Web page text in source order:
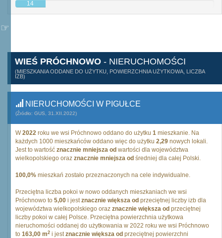
14
WIEŚ PRÓCHNOWO - NIERUCHOMOŚCI
(MIESZKANIA ODDANE DO UŻYTKU, POWIERZCHNIA UŻYTKOWA, LICZBA
IZB)
NIERUCHOMOŚCI W PIGUŁCE
(Źródło: GUS, 31.XII.2022)
W2022 roku we wsi Próchnowo oddano do użytku 1 mieszkanie. Na
każdych 1000 mieszkańców oddano więc do użytku 2,29 nowych lokali.
Jest to wartość znacznie mniejsza od wartości dla województwa
wielkopolskiego oraz znacznie mniejsza od średniej dla całej Polski.
100,0% mieszkań zostało przeznaczonych na cele indywidualne.
Przeciętna liczba pokoi w nowo oddanych mieszkaniach we wsi
Próchnowo to 5,00 i jestznacznie większa od przeciętnej liczby izb dla
województwa wielkopolskiego oraz znacznie większa od przeciętnej
liczby pokoi w całej Polsce. Przeciętna powierzchnia użytkowa
nieruchomości oddanej do użytkowania w 2022 roku we wsi Próchnowo
to 163,00 m2 i jestznacznie większa od przeciętnej powierzchni